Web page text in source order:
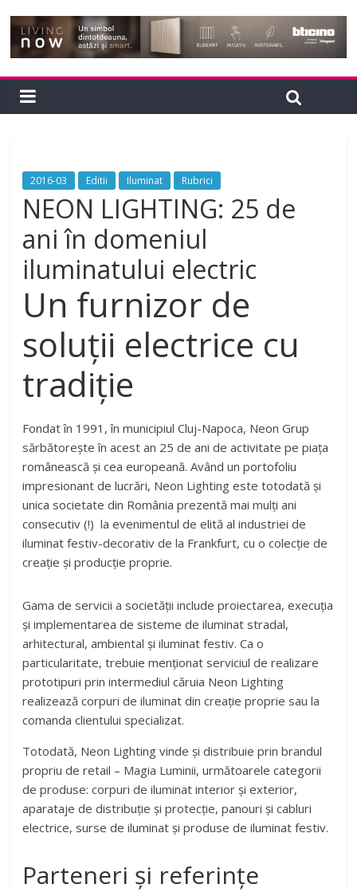
2016-03 Editii Iluminat Rubrici
NEON LIGHTING: 25 de
ani în domeniul
iluminatului electric
Un furnizor de
soluții electrice cu
tradiție
Fondat în 1991, în municipiul Cluj-Napoca, Neon Grup
sărbătorește în acest an 25 de ani de activitate pe piața
românească și cea europeană. Având un portofoliu
impresionant de lucrări, Neon Lighting este totodată și
unica societate din România prezentă mai mulți ani
consecutiv (!) la evenimentul de elită al industriei de
iluminat festiv-decorativ de la Frankfurt, cu o colecție de
creație și producție proprie.
Gama de servicii a societății include proiectarea, execuția
și implementarea de sisteme de iluminat stradal,
arhitectural, ambiental și iluminat festiv. Ca o
particularitate, trebuie menționat serviciul de realizare
prototipuri prin intermediul căruia Neon Lighting
realizează corpuri de iluminat din creație proprie sau la
comanda clientului specializat.
Totodată, Neon Lighting vinde și distribuie prin brandul
propriu de retail – Magia Luminii, următoarele categorii
de produse: corpuri de iluminat interior și exterior,
aparataje de distribuție și protecție, panouri și cabluri
electrice, surse de iluminat și produse de iluminat festiv.
Parteneri și referințe